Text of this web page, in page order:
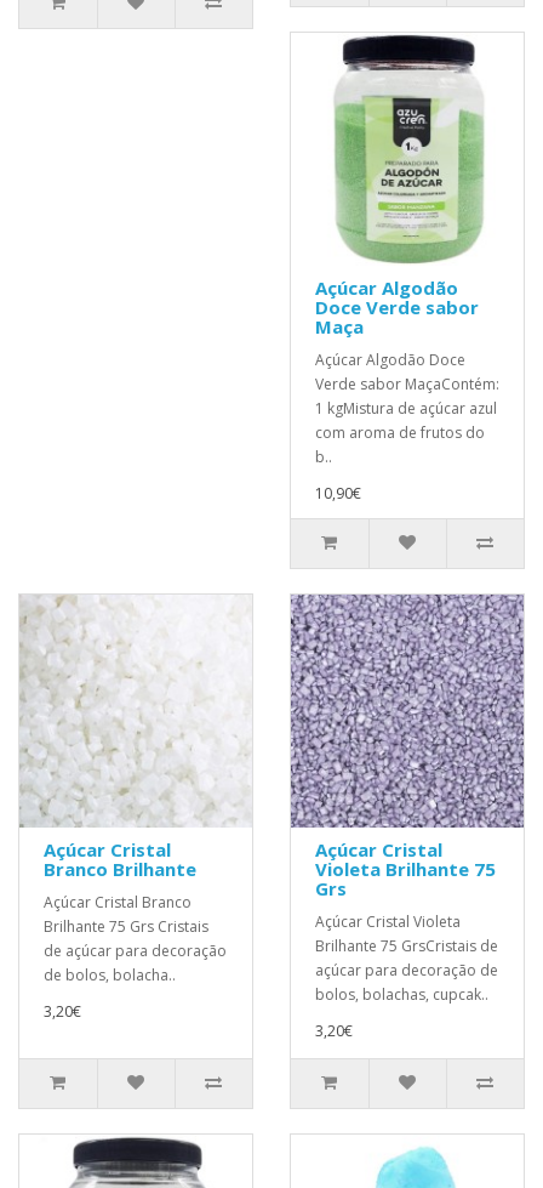
Açúcar Algodão
Doce Verde sabor
Maça
Açúcar Algodão Doce
Verde sabor MaçaContém:
1 kgMistura de açúcar azul
com aroma de frutos do
b..
10,90€
Açúcar Cristal
Branco Brilhante
Açúcar Cristal Branco
Brilhante 75 Grs Cristais
de açúcar para decoração
de bolos, bolacha..
3,20€
Açúcar Cristal
Violeta Brilhante 75
Grs
Açúcar Cristal Violeta
Brilhante 75 GrsCristais de
açúcar para decoração de
bolos, bolachas, cupcak..
3,20€